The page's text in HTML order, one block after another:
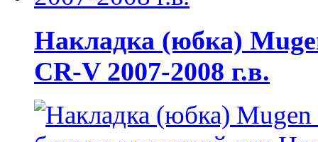
Накладка (юбка)
CR-V 2007-2008 г.в.